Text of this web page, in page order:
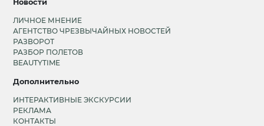
Новости
ЛИЧНОЕ МНЕНИЕ
АГЕНТСТВО ЧРЕЗВЫЧАЙНЫХ НОВОСТЕЙ
РАЗВОРОТ
РАЗБОР ПОЛЕТОВ
BEAUTYTIME
Дополнительно
ИНТЕРАКТИВНЫЕ ЭКСКУРСИИ
РЕКЛАМА
КОНТАКТЫ